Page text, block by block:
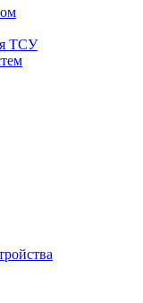
ТСУ